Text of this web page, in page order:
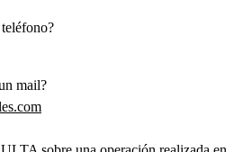
mail?